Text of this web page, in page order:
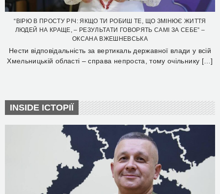
“ВІРЮ В ПРОСТУ РІЧ: ЯКЩО ТИ РОБИШ ТЕ, ЩО ЗМІНЮЄ ЖИТТЯ
ЛЮДЕЙ НА КРАЩЕ, – РЕЗУЛЬТАТИ ГОВОРЯТЬ САМІ ЗА СЕБЕ” –
ОКСАНА ВЖЕШНЕВСЬКА
Нести відповідальність за вертикаль державної влади у всій
Хмельницькій області – справа непроста, тому очільнику […]
INSIDE ІСТОРІЇ